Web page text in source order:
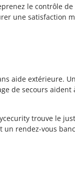
le contrôle
une satisfaction
aide extérieure.
de secours aident
trouve le
un rendez-vous